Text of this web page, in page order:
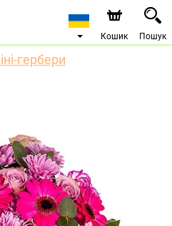
через наш інтернет-
дата доставки —
з відпусткою.Кошик Пошук
гербери